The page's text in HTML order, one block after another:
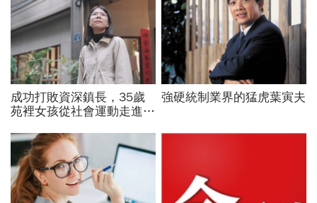
成功打敗資深鎮長，35歲
苑裡女孩從社會運動走進鎮
「拜託」
強硬統制業界的猛虎葉寅夫